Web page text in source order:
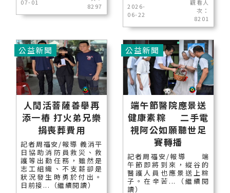
07-01
8297
2026-
06-22
觀看人
次：
8201
人間活菩薩善舉再
添一樁 打火弟兄樂
捐喪葬費用
記者周福安/報導 義消平
日協助消防員救災、救
護等出勤任務，雖然是
志工組織、不支薪卻是
狀況發生時勇於付出。
日前接...（繼續閱讀）
公益新聞
端午節醫院應景送
健康素粽 二手電
視阿公如願聽世足
賽轉播
記者周福安/報導 端
午節即將到來，縱谷的
醫護人員也應景送上粽
子。在辛苦...（繼續閱
讀）
公益新聞